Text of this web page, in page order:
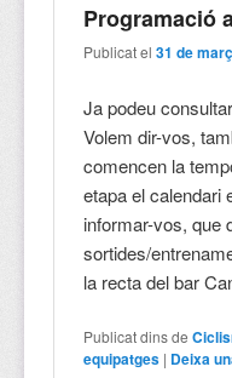
Programació
Publicat el31 de
Ja podeu
Volem dir-vos,
comencen la
etapa el calendari
informar-vos, que
sortides/
la recta del bar
Publicat dins de
equipatges | Deixa